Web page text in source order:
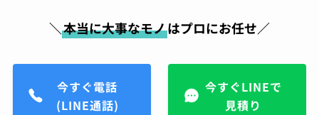
＼本当に大事なモノはプロにお任せ／
今すぐ電話
(LINE通話)
今すぐLINEで
見積り